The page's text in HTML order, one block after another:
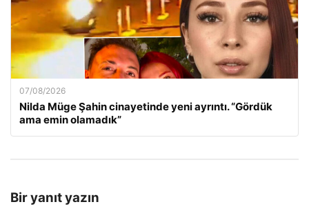
07/08/2026
Nilda Müge Şahin cinayetinde yeni ayrıntı. “Gördük
ama emin olamadık”
Bir yanıt yazın